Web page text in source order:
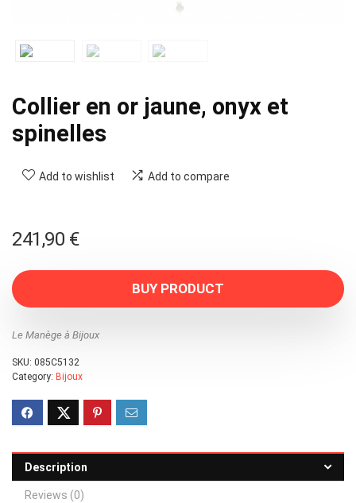
Collier en or jaune, onyx et
spinelles
Add to wishlist Add to compare
241,90 €
BUY PRODUCT
Le Manège à Bijoux
SKU: 085C5132
Category: Bijoux
Description
Reviews (0)